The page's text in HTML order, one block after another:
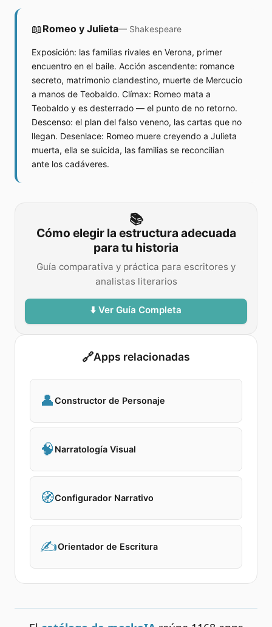
📖Romeo y Julieta— Shakespeare
Exposición: las familias rivales en Verona, primer
encuentro en el baile. Acción ascendente: romance
secreto, matrimonio clandestino, muerte de Mercucio
a manos de Teobaldo. Clímax: Romeo mata a
Teobaldo y es desterrado — el punto de no retorno.
Descenso: el plan del falso veneno, las cartas que no
llegan. Desenlace: Romeo muere creyendo a Julieta
muerta, ella se suicida, las familias se reconcilian
ante los cadáveres.
📚
Cómo elegir la estructura adecuada
para tu historia
Guía comparativa y práctica para escritores y
analistas literarios
⬇️ Ver Guía Completa
🔗Apps relacionadas
👤Constructor de Personaje
🧠 Narratología Visual
🧭Configurador Narrativo
✍️Orientador de Escritura